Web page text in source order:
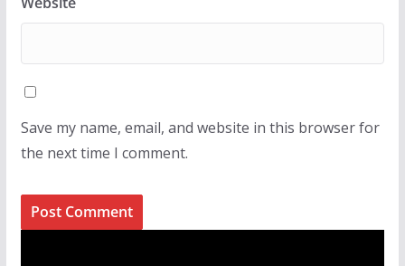
Save my name, email, and website in this browser for
the next time I comment.